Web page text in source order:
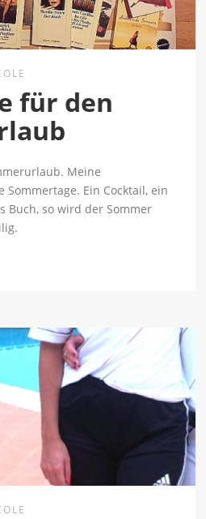
für den
Meine
Ein Cocktail, ein
Buch, so wird der Sommer